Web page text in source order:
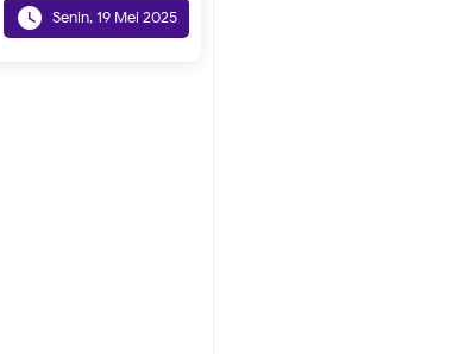
 Senin, 19 Mei 2025